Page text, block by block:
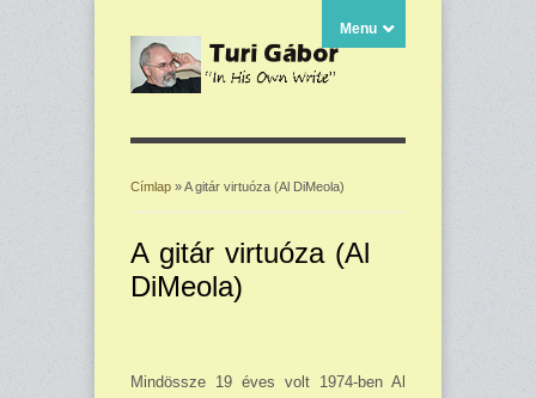
Menu
Címlap » A gitár virtuóza (Al DiMeola)
A gitár virtuóza (Al
DiMeola)
Mindössze 19 éves volt 1974-ben Al